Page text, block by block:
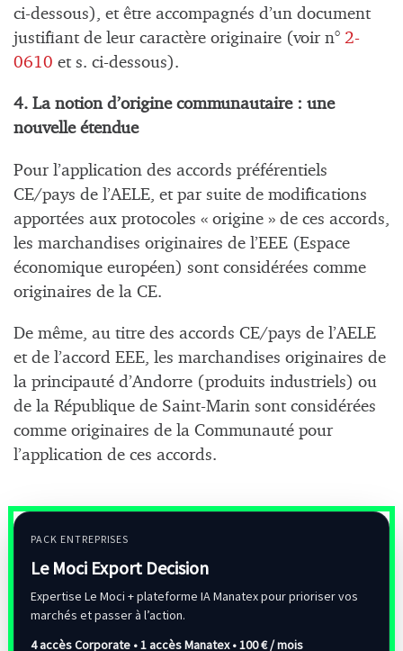
ci-dessous), et être accompagnés d’un document
justifiant de leur caractère originaire (voir n° 2-
0610 et s. ci-dessous).
4. La notion d’origine communautaire : une
nouvelle étendue
Pour l’application des accords préférentiels
CE/pays de l’AELE, et par suite de modifications
apportées aux protocoles « origine » de ces accords,
les marchandises originaires de l’EEE (Espace
économique européen) sont considérées comme
originaires de la CE.
De même, au titre des accords CE/pays de l’AELE
et de l’accord EEE, les marchandises originaires de
la principauté d’Andorre (produits industriels) ou
de la République de Saint-Marin sont considérées
comme originaires de la Communauté pour
l’application de ces accords.
PACK ENTREPRISES
Le Moci Export Decision
Expertise Le Moci + plateforme IA Manatex pour prioriser vos
marchés et passer à l’action.
4 accès Corporate • 1 accès Manatex •100 € / mois